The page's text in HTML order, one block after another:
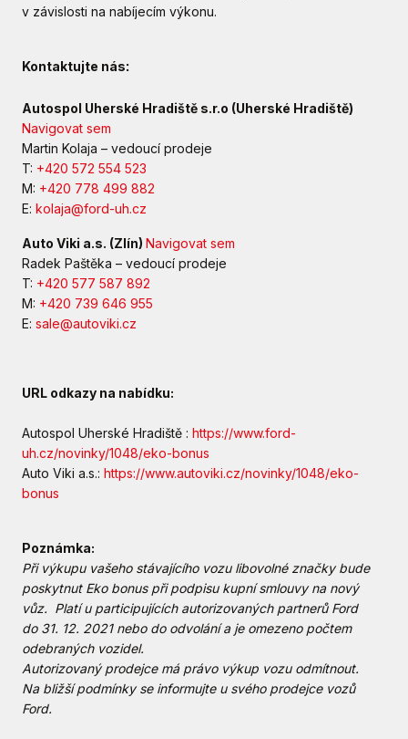
v závislosti na nabíjecím výkonu.
Kontaktujte nás:
Autospol Uherské Hradiště s.r.o (Uherské Hradiště)
Navigovat sem
Martin Kolaja – vedoucí prodeje
T: +420 572 554 523
M: +420 778 499 882
E: kolaja@ford-uh.cz
Auto Viki a.s. (Zlín) Navigovat sem
Radek Paštěka – vedoucí prodeje
T: +420 577 587 892
M: +420 739 646 955
E: sale@autoviki.cz
URL odkazy na nabídku:
Autospol Uherské Hradiště : https://www.ford-
uh.cz/novinky/1048/eko-bonus
Auto Viki a.s.: https://www.autoviki.cz/novinky/1048/eko-
bonus
Poznámka:
Při výkupu vašeho stávajícího vozu libovolné značky bude
poskytnut Eko bonus při podpisu kupní smlouvy na nový
vůz. Platí u participujících autorizovaných partnerů Ford
do 31. 12. 2021 nebo do odvolání a je omezeno počtem
odebraných vozidel.
Autorizovaný prodejce má právo výkup vozu odmítnout.
Na bližší podmínky se informujte u svého prodejce vozů
Ford.